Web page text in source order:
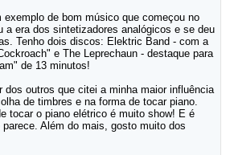
de bom músico que começou no
a era dos sintetizadores analógicos e se deu
Tenho dois discos: Elektric Band - com a
e The Leprechaun - destaque para
de 13 minutos!
dos outros que citei a minha maior influência
de timbres e na forma de tocar piano.
tocar o piano elétrico é muito show! E é
Além do mais, gosto muito dos